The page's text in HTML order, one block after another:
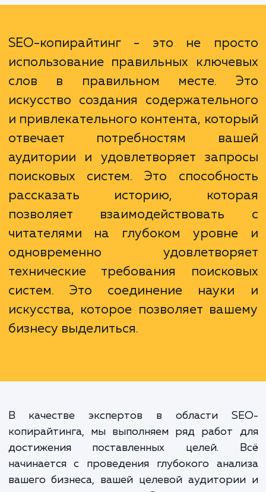
заинтересовать читателей и
подписка или запрос
SEO-копирайтинг - это не
слов в правильном месте.
искусство создания
и привлекательного контента,
отвечает потребностям
аудитории и удовлетворяет
поисковых систем. Это
рассказать историю,
читателями на глубоком
технические требования
систем. Это соединение
искусства, которое позволяет
бизнесу выделиться.